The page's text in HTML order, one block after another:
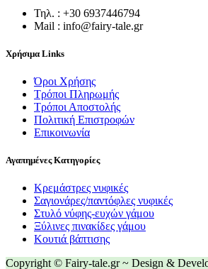
Τηλ. : +30 6937446794
Mail : info@fairy-tale.gr
Χρήσιμα Links
Όροι Χρήσης
Τρόποι Πληρωμής
Τρόποι Αποστολής
Πολιτική Επιστροφών
Επικοινωνία
Αγαπημένες Κατηγορίες
Κρεμάστρες νυφικές
Σαγιονάρες/παντόφλες νυφικές
Στυλό νύφης-ευχών γάμου
Ξύλινες πινακίδες γάμου
Κουτιά βάπτισης
Copyright © Fairy-tale.gr ~ Design &